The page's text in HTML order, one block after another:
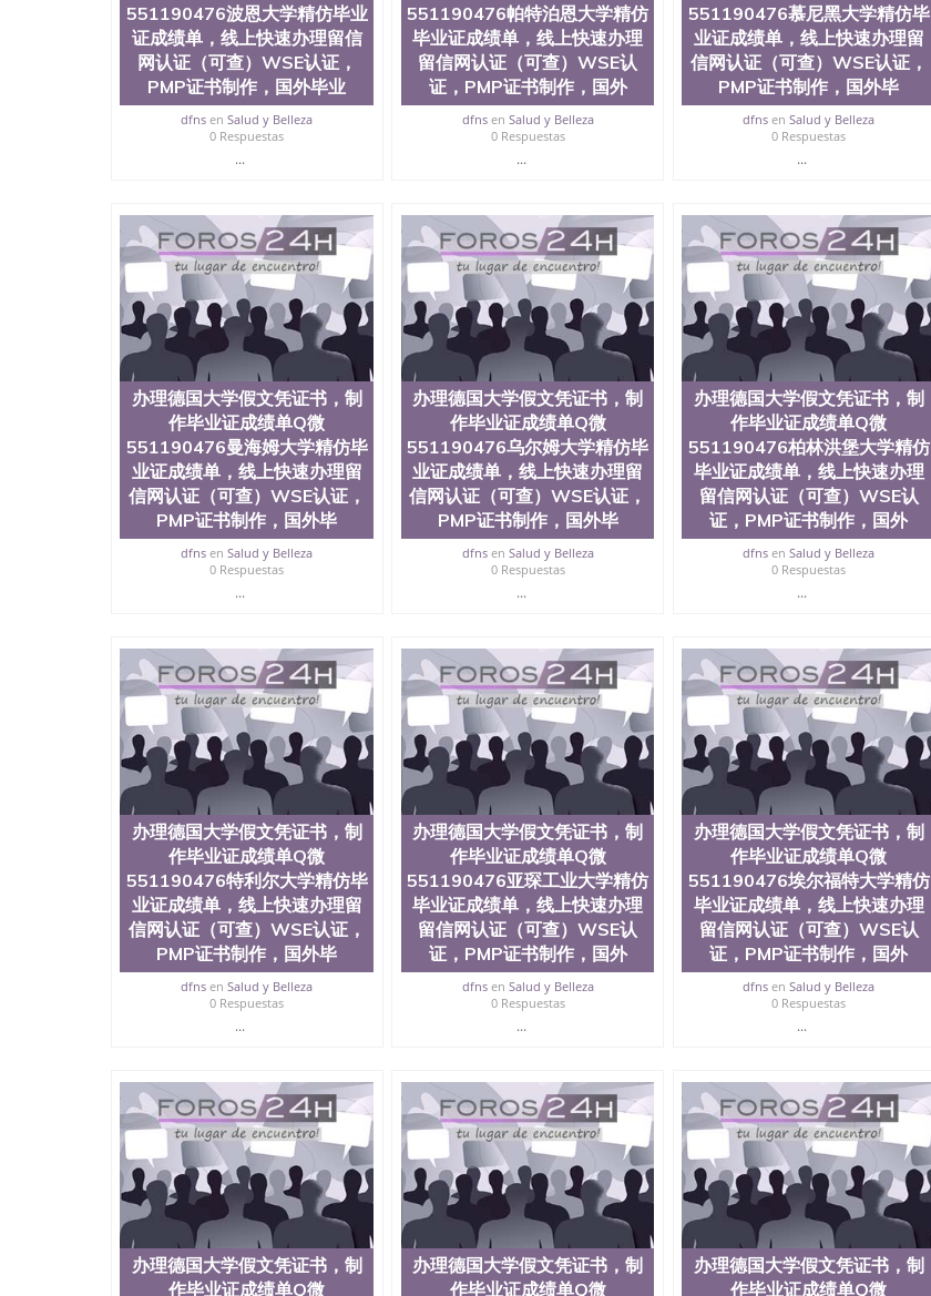
大学学历（San Jose State University）圣何塞州立大学（San Jose State University）圣何塞州立大学
（San Jose State University）圣何塞州立大学（San Jose State University）圣何塞州立大学（San Jose
State University）圣何塞州立大学学位证（San Jose State University）圣何塞州立大学学位证（San Jose
State University）圣何塞州立大学学位证（San Jose State University）圣何塞州立大学（San Jose State
University）圣何塞州立大学（San Jose State University）圣何塞州立大学（San Jose State University）圣
何塞州立大学（San Jose State University）圣何塞州立大学学位证（San Jose State University）圣何塞州
立大学学位证（San Jose State University）圣何塞州立大学结业证（San Jose State University）圣何塞州
立大学结业证（San Jose State University）圣何塞州立大学结业证（San Jose State University）圣何塞州
塞州立大学学历证书（San Jose State University）澳洲读书未毕业找人做文凭学位qq微信551190476澳洲
读CQU中央昆士兰大学学历 绩单购买学位证书/澳洲读本科硕士做文凭/购买澳洲大学毕业证成绩单假文凭
学历offieUniversityofSouthernQueensland 澳洲读书未毕业找人做文凭学位qq微信551190476澳洲读CQU中
央昆士兰大学学历成绩单购买学位证书/澳洲读本科硕士做文凭/购买澳洲大学毕业证成绩单假文凭学历办
理德国大学假文凭证书，制作毕业证成绩单Q微\551190476卡尔斯鲁厄大学精仿毕业证成绩单，线上快速
办理留信网认证（可查）WSE认证，PMP证书制作，国外毕业证成绩单遗失补办 Uni Hamburg
551190476波恩大学精仿毕业
证成绩单，线上快速办理留信
网认证（可查）WSE认证，
PMP证书制作，国外毕业
dfns enSalud y Belleza
0 Respuestas
...
551190476帕特泊恩大学精仿
毕业证成绩单，线上快速办理
留信网认证（可查）WSE认
证，PMP证书制作，国外
dfnsen Salud y Belleza
0 Respuestas
...
551190476慕尼黑大学精仿毕
业证成绩单，线上快速办理留
信网认证（可查）WSE认证，
PMP证书制作，国外毕
dfns enSalud y Belleza
0 Respuestas
...
办理德国大学假文凭证书，制
作毕业证成绩单Q微
551190476曼海姆大学精仿毕
业证成绩单，线上快速办理留
信网认证（可查）WSE认证，
PMP证书制作，国外毕
dfns enSalud y Belleza
0 Respuestas
...
办理德国大学假文凭证书，制
作毕业证成绩单Q微
551190476乌尔姆大学精仿毕
业证成绩单，线上快速办理留
信网认证（可查）WSE认证，
PMP证书制作，国外毕
dfnsen Salud y Belleza
0 Respuestas
...
办理德国大学假文凭证书，制
作毕业证成绩单Q微
551190476柏林洪堡大学精仿
毕业证成绩单，线上快速办理
留信网认证（可查）WSE认
证，PMP证书制作，国外
dfns enSalud y Belleza
0 Respuestas
...
办理德国大学假文凭证书，制
作毕业证成绩单Q微
551190476特利尔大学精仿毕
业证成绩单，线上快速办理留
信网认证（可查）WSE认证，
PMP证书制作，国外毕
dfns enSalud y Belleza
0 Respuestas
...
办理德国大学假文凭证书，制
作毕业证成绩单Q微
551190476亚琛工业大学精仿
毕业证成绩单，线上快速办理
留信网认证（可查）WSE认
证，PMP证书制作，国外
dfnsen Salud y Belleza
0 Respuestas
...
办理德国大学假文凭证书，制
作毕业证成绩单Q微
551190476埃尔福特大学精仿
毕业证成绩单，线上快速办理
留信网认证（可查）WSE认
证，PMP证书制作，国外
dfns enSalud y Belleza
0 Respuestas
...
办理德国大学假文凭证书，制
作毕业证成绩单Q微
办理德国大学假文凭证书，制
作毕业证成绩单Q微
办理德国大学假文凭证书，制
作毕业证成绩单Q微